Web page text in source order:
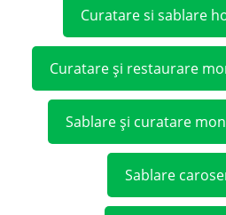
Curatare si sablare
Curatare și restaurare
Sablare și curatare
Sablare